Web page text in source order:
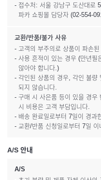
- 접수처: 서울 강남구 도산대로
파카 쇼핑몰 담당자 (02-554-
교환/반품/불가 사유
- 고객의 부주의로 상품이 파손
- 사용 흔적이 있는 경우 (만년필
않아야 합니다.)
- 각인된 상품의 경우, 각인 불량
되지 않습니다.
- 구매 시 사은품 등이 있을 경우
시 비용은 고객 부담입니다.
- 배송 완료일로부터 7일이 경과
- 교환/반품 신청일로부터 7일
A/S 안내
A/S